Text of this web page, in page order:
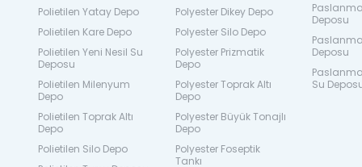
Polietilen Yatay Depo
Polietilen Kare Depo
Polietilen Yeni Nesil Su
Deposu
Polietilen Milenyum
Depo
Polietilen Toprak Altı
Depo
Polietilen Silo Depo
Polyester Dikey Depo
Polyester Silo Depo
Polyester Prizmatik
Depo
Polyester Toprak Altı
Depo
Polyester Büyük Tonajlı
Depo
Polyester Foseptik
Tankı
Deposu
Deposu
Su